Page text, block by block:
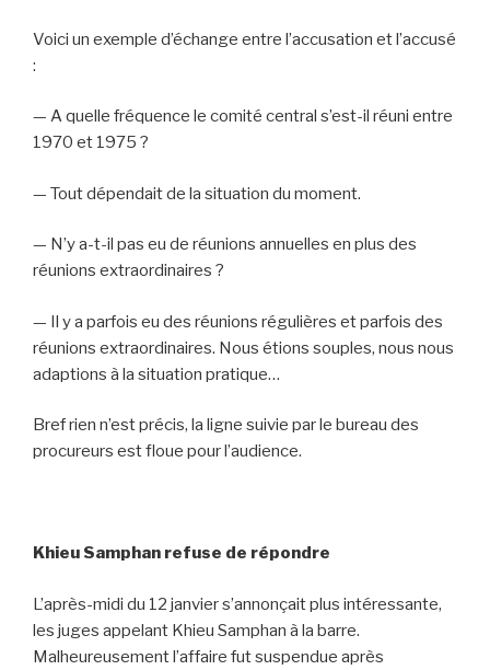
Voici un exemple d’échange entre l’accusation et l’accusé
:
— A quelle fréquence le comité central s’est-il réuni entre
1970 et 1975 ?
— Tout dépendait de la situation du moment.
— N’y a-t-il pas eu de réunions annuelles en plus des
réunions extraordinaires ?
— Il y a parfois eu des réunions régulières et parfois des
réunions extraordinaires. Nous étions souples, nous nous
adaptions à la situation pratique…
Bref rien n’est précis, la ligne suivie par le bureau des
procureurs est floue pour l’audience.
Khieu Samphan refuse de répondre
L’après-midi du 12 janvier s’annonçait plus intéressante,
les juges appelant Khieu Samphan à la barre.
Malheureusement l’affaire fut suspendue après